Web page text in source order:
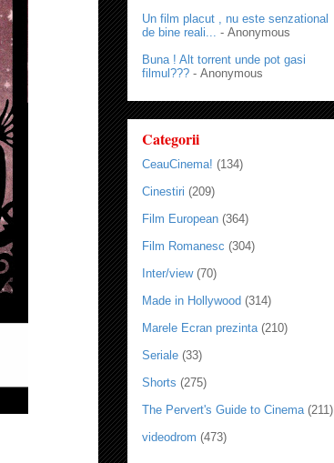
Un film placut , nu este senzational
de bine reali... - Anonymous
Buna ! Alt torrent unde pot gasi
filmul??? - Anonymous
Categorii
CeauCinema! (134)
Cinestiri (209)
Film European (364)
Film Romanesc (304)
Inter/view (70)
Made in Hollywood (314)
Marele Ecran prezinta (210)
Seriale (33)
Shorts (275)
The Pervert's Guide to Cinema (211)
videodrom (473)